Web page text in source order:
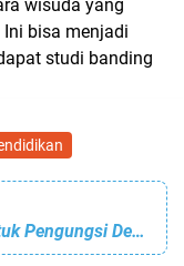
wisuda yang
bisa menjadi
studi banding
Kapolres Bireuen Antar Bantuan untuk Pengungsi Desa Samuti Aman Gandapura, Bireuen